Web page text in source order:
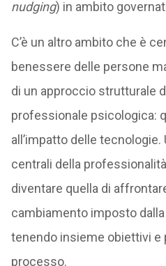
nudging) in ambito
C’è un altro ambito che è
benessere delle persone
di un approccio strutturale
professionale psicologica:
all’impatto delle tecnologie.
centrali della
diventare quella di
cambiamento imposto
tenendo insieme obiettivi e
processo.